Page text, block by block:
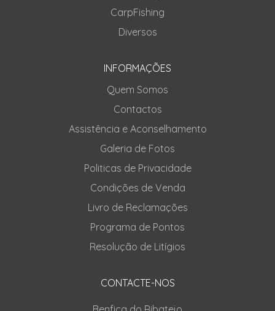
CarpFishing
Diversos
INFORMAÇÕES
Quem Somos
Contactos
Assistência e Aconselhamento
Galeria de Fotos
Politicas de Privacidade
Condições de Venda
Livro de Reclamações
Programa de Pontos
Resolução de Litígios
CONTACTE-NOS